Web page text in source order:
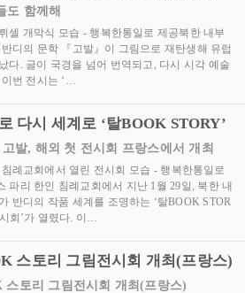
도 함께해
셀 개막식 모습 - 행복한통일로 제공북한 내부
디의 문학 『고발』이 그림으로 재탄생해 유럽
다. 글이 국경을 넘어 번역되고, 다시 시각 예술
번 전시는 ‘…
다시 세계로 ‘탈BOOK STORY’
발, 해외 첫 전시회 프랑스에서 개최
례교회에서 열린 전시회 모습 - 행복한통일로
파리 한인 침례교회에서 지난 1월 29일, 북한 내
반디의 작품 세계를 조명하는 ‘탈BOOK STOR
회’가 열렸다. 이…
스토리 그림전시회 개최(프랑스)
스토리 그림전시회 개최(프랑스)